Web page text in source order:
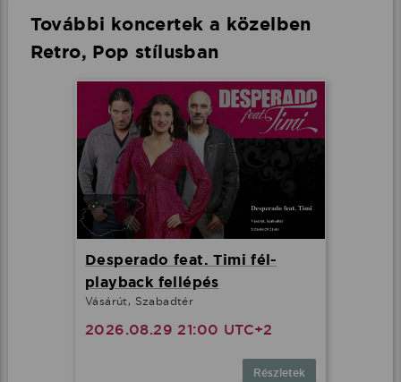
További koncertek a közelben
Retro, Pop stílusban
Desperado feat. Timi fél-
playback fellépés
Vásárút, Szabadtér
2026.08.29 21:00 UTC+2
Részletek